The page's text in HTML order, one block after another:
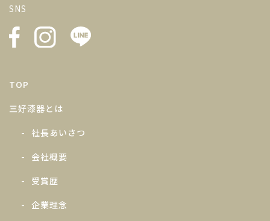
SNS
TOP
三好漆器とは
社長あいさつ
会社概要
受賞歴
企業理念